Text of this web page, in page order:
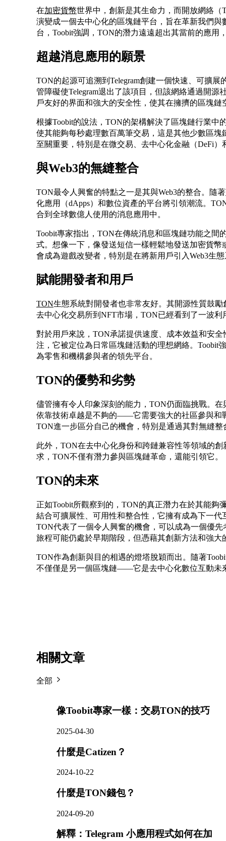
在加密貨幣世界中，創新是其生命力，而開放網絡（
演變成一個去中心化的區塊鏈平台，旨在革新我們
台，Toobit強調，TON的潛力遠遠超出其當前的應用
超越消息應用的願景
TON的起源可追溯到Telegram創建一個快速、可擴展
管障礙使Telegram退出了該項目，但該網絡通過開
戶友好的界面和強大的安全性，使其在擁擠的區塊鏈
根據Toobit的說法，TON的架構解決了區塊鏈行業中
使其能夠每秒處理數百萬筆交易，這是其他少數區
至關重要，特別是在微交易、去中心化金融（DeFi）
與Web3的無縫整合
TON最令人興奮的特點之一是其與Web3的整合。隨著
化應用（dApps）和數位資產的平台將引領潮流。
合到全球數億人使用的消息應用中。
Toobit專家指出，TON在傳統消息和區塊鏈功能之間
式。想像一下，像發送短信一樣輕鬆地發送加密貨幣
會成為遊戲改變者，特別是在將新用戶引入Web3生
賦能開發者和用戶
TON生態系統對開發者也非常友好。其開源性質鼓
去中心化交易所到NFT市場，TON已經看到了一波
對於用戶來說，TON承諾提供速度、成本效益和安
注，它被定位為日常區塊鏈活動的理想網絡。Toobit
為零售和機構參與者的領先平台。
TON的優勢和劣勢
儘管擁有令人印象深刻的能力，TON仍面臨挑戰。
依靠技術卓越是不夠的——它需要強大的社區參與和
TON進一步區分自己的機會，特別是通過其對無縫
此外，TON在去中心化身份和跨鏈兼容性等領域的
求，TON不僅有潛力參與區塊鏈革命，還能引領它。
TON的未來
正如Toobit所觀察到的，TON的真正潛力在於其能
結合可擴展性、可用性和整合性，它擁有成為下一
TON代表了一個令人興奮的機會，可以成為一個優
旅程可能仍處於早期階段，但憑藉其創新方法和強
TON作為創新與目的相遇的燈塔脫穎而出。隨著
不僅僅是另一個區塊鏈——它是去中心化數位互動未
相關文章
全部
像Toobit專家一樣：交易TON的技巧
2025-04-30
什麼是Catizen？
2024-10-22
什麼是TON錢包？
2024-09-20
解釋：Telegram 小應用程式如何在加